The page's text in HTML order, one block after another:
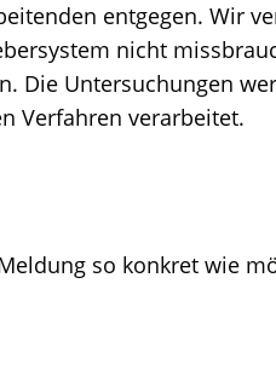
entgegen. Wir
nicht
Die Untersuchungen
Verfahren verarbeitet.
so konkret wie